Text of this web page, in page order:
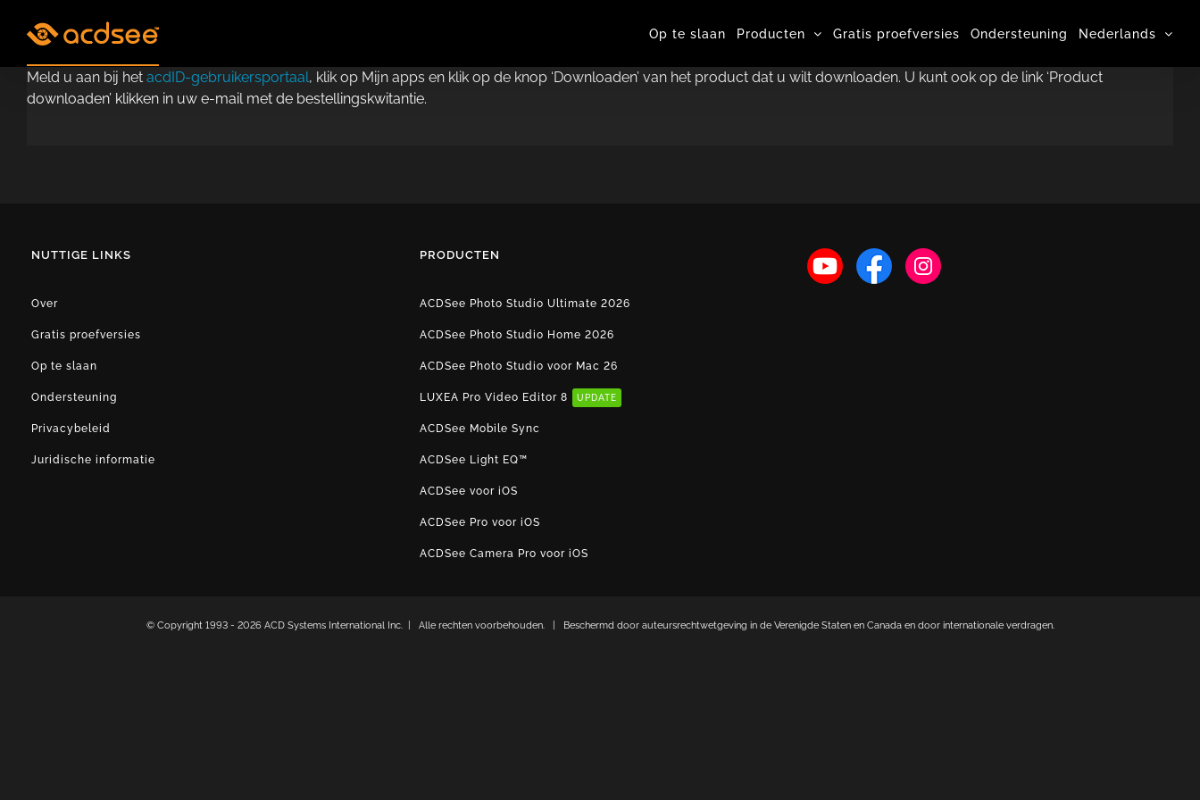
Op te slaan Producten Gratis proefversies Ondersteuning Nederlands
Meld u aan bij het acdID-gebruikersportaal, klik op Mijn apps en klik op de knop ‘Downloaden’ van het product dat u wilt downloaden. U kunt ook op de link ‘Product
downloaden’ klikken in uw e-mail met de bestellingskwitantie.
NUTTIGE LINKS
Over
Gratis proefversies
Op te slaan
Ondersteuning
Privacybeleid
Juridische informatie
PRODUCTEN
ACDSee Photo Studio Ultimate 2026
ACDSee Photo Studio Home 2026
ACDSee Photo Studio voor Mac 26
LUXEA Pro Video Editor 8 UPDATE
ACDSee Mobile Sync
ACDSee Light EQ™
ACDSee voor iOS
ACDSee Pro voor iOS
ACDSee Camera Pro voor iOS
© Copyright 1993 - 2026 ACD Systems International Inc. | Alle rechten voorbehouden. | Beschermd door auteursrechtwetgeving in de Verenigde Staten en Canada en door internationale verdragen.